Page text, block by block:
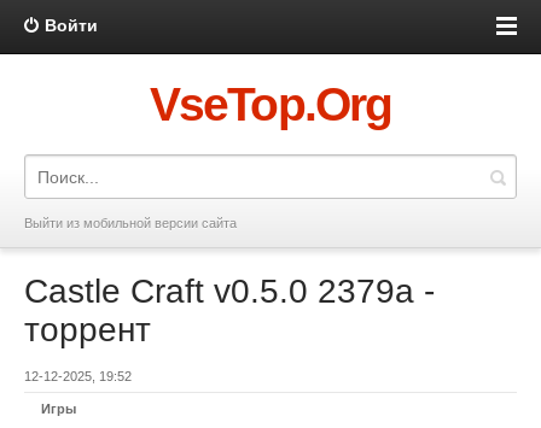
Войти
VseTop.Org
Выйти из мобильной версии сайта
Castle Craft v0.5.0 2379a -
торрент
12-12-2025, 19:52
Игры